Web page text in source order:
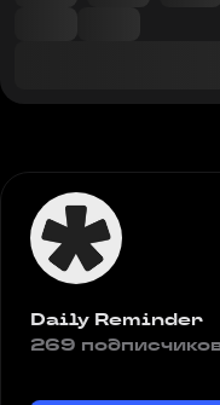
Daily Reminder
269